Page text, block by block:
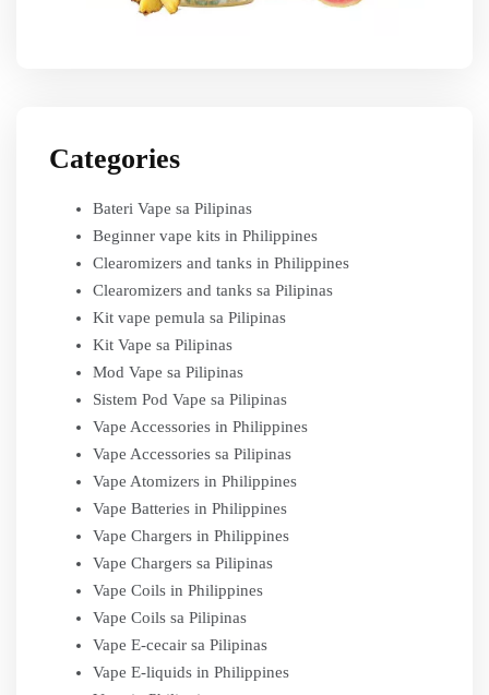
Categories
Bateri Vape sa Pilipinas
Beginner vape kits in Philippines
Clearomizers and tanks in Philippines
Clearomizers and tanks sa Pilipinas
Kit vape pemula sa Pilipinas
Kit Vape sa Pilipinas
Mod Vape sa Pilipinas
Sistem Pod Vape sa Pilipinas
Vape Accessories in Philippines
Vape Accessories sa Pilipinas
Vape Atomizers in Philippines
Vape Batteries in Philippines
Vape Chargers in Philippines
Vape Chargers sa Pilipinas
Vape Coils in Philippines
Vape Coils sa Pilipinas
Vape E-cecair sa Pilipinas
Vape E-liquids in Philippines